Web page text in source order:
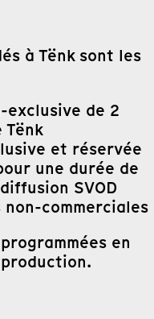
à Tënk sont les
exclusive de 2
et réservée
une durée de
diffusion SVOD
commerciales
en